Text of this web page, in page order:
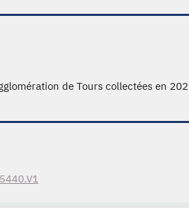
de Tours collectées en